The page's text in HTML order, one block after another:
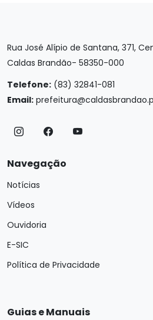
Rua José Alípio de Santana, 371,
Caldas Brandão- 58350-000
Telefone: (83) 32841-081
Email:
Navegação
Notícias
Vídeos
Ouvidoria
E-SIC
Política de Privacidade
Guias e Manuais